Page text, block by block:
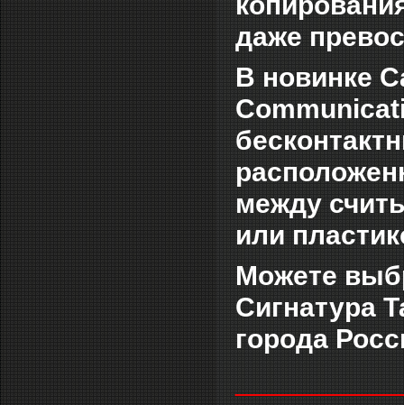
даже
В новинке
между
или
Можете
Сигнатура
города